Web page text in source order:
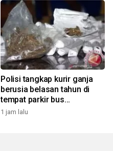
Polisi tangkap kurir ganja
berusia belasan tahun di
tempat parkir bus
Tangerang
1 jam lalu